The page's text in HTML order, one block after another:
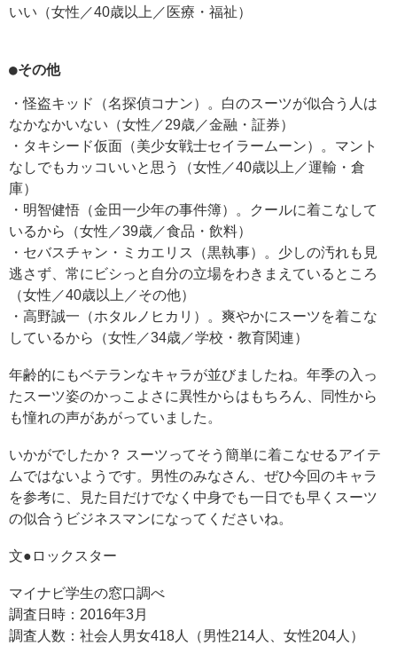
いい（女性／40歳以上／医療・福祉）
●その他
・怪盗キッド（名探偵コナン）。白のスーツが似合う人は
なかなかいない（女性／29歳／金融・証券）
・タキシード仮面（美少女戦士セイラームーン）。マント
なしでもカッコいいと思う（女性／40歳以上／運輸・倉
庫）
・明智健悟（金田一少年の事件簿）。クールに着こなして
いるから（女性／39歳／食品・飲料）
・セバスチャン・ミカエリス（黒執事）。少しの汚れも見
逃さず、常にビシっと自分の立場をわきまえているところ
（女性／40歳以上／その他）
・高野誠一（ホタルノヒカリ）。爽やかにスーツを着こな
しているから（女性／34歳／学校・教育関連）
年齢的にもベテランなキャラが並びましたね。年季の入っ
たスーツ姿のかっこよさに異性からはもちろん、同性から
も憧れの声があがっていました。
いかがでしたか？ スーツってそう簡単に着こなせるアイテ
ムではないようです。男性のみなさん、ぜひ今回のキャラ
を参考に、見た目だけでなく中身でも一日でも早くスーツ
の似合うビジネスマンになってくださいね。
文●ロックスター
マイナビ学生の窓口調べ
調査日時：2016年3月
調査人数：社会人男女418人（男性214人、女性204人）